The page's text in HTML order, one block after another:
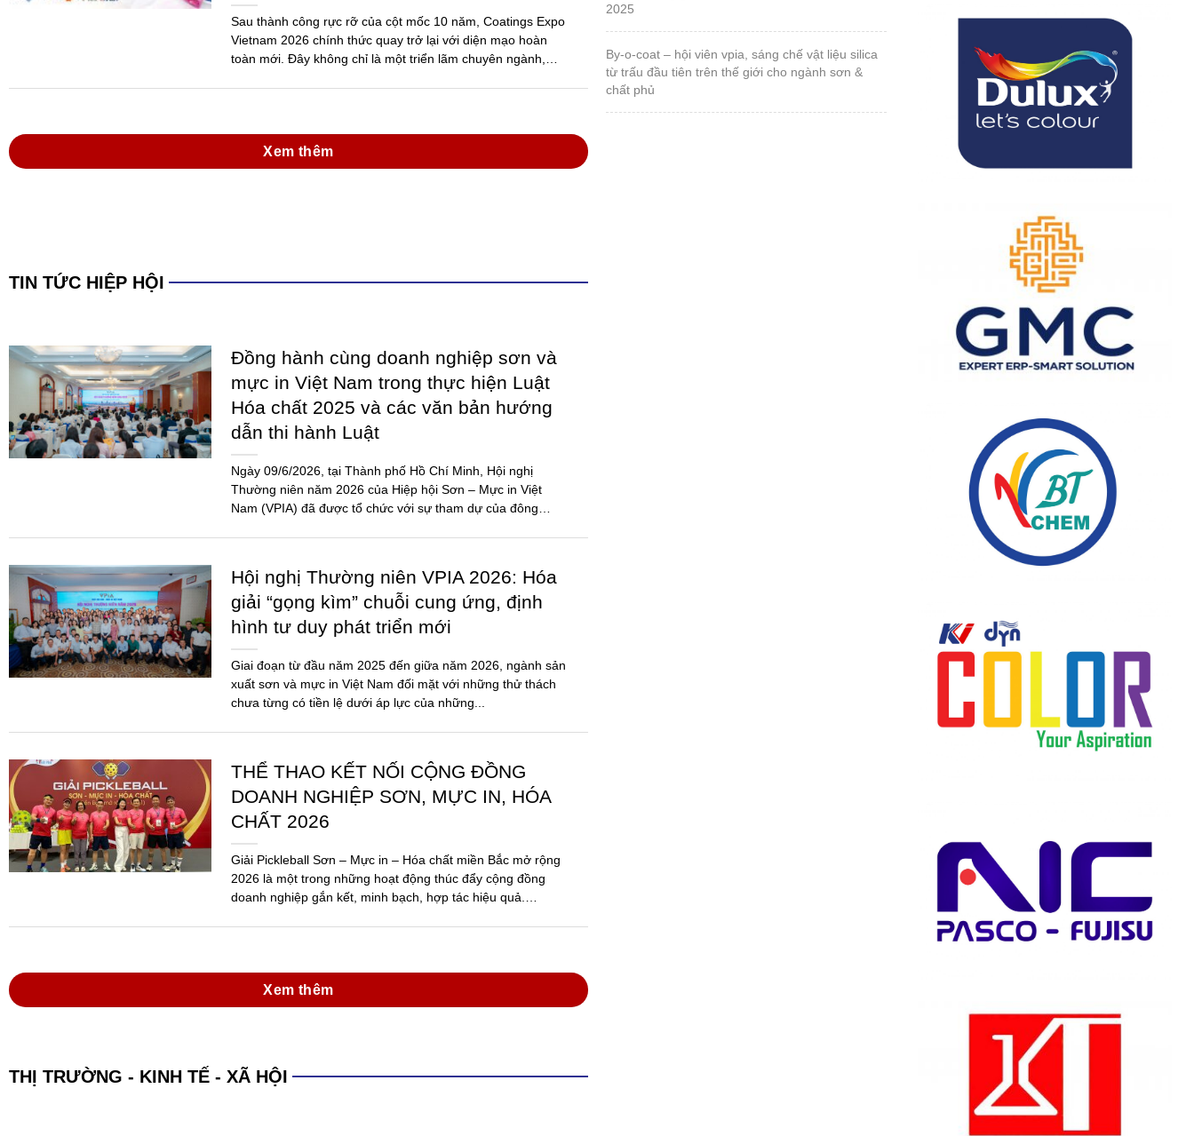
Sau thành công rực rỡ của cột mốc 10 năm, Coatings Expo
Vietnam 2026 chính thức quay trở lại với diện mạo hoàn
toàn mới. Đây không chỉ là một triển lãm chuyên ngành,
Xem thêm
TIN TỨC HIỆP HỘI
Đồng hành cùng doanh nghiệp sơn và
mực in Việt Nam trong thực hiện Luật
Hóa chất 2025 và các văn bản hướng
dẫn thi hành Luật
Ngày 09/6/2026, tại Thành phố Hồ Chí Minh, Hội nghị
Thường niên năm 2026 của Hiệp hội Sơn – Mực in Việt
Nam (VPIA) đã được tổ chức với sự tham dự của đông
Hội nghị Thường niên VPIA 2026: Hóa
giải “gọng kìm” chuỗi cung ứng, định
hình tư duy phát triển mới
Giai đoạn từ đầu năm 2025 đến giữa năm 2026, ngành sản
xuất sơn và mực in Việt Nam đối mặt với những thử thách
chưa từng có tiền lệ dưới áp lực của những...
THỂ THAO KẾT NỐI CỘNG ĐỒNG
DOANH NGHIỆP SƠN, MỰC IN, HÓA
CHẤT 2026
Giải Pickleball Sơn – Mực in – Hóa chất miền Bắc mở rộng
2026 là một trong những hoạt động thúc đẩy cộng đồng
doanh nghiệp gắn kết, minh bạch, hợp tác hiệu quả.
Xem thêm
THỊ TRƯỜNG - KINH TẾ - XÃ HỘI
2025
by-o-coat – hội viên vpia, sáng chế vật liệu silica
từ trấu đầu tiên trên thế giới cho ngành sơn &
chất phủ